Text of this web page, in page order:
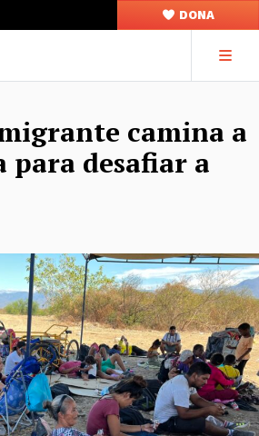
DONA
camina a
desafiar a